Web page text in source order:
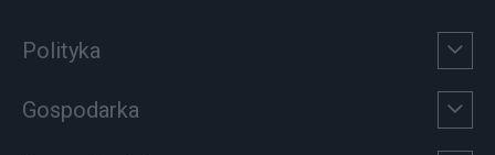
Polityka
Gospodarka